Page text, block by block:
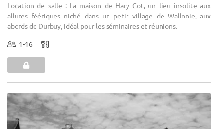
Location de salle : La maison de Hary Cot, un lieu insolite aux
allures féériques niché dans un petit village de Wallonie, aux
abords de Durbuy, idéal pour les séminaires et réunions.
1-16